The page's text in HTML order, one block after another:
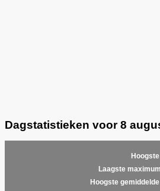
Dagstatistieken voor 8
Laagste
Hoogste